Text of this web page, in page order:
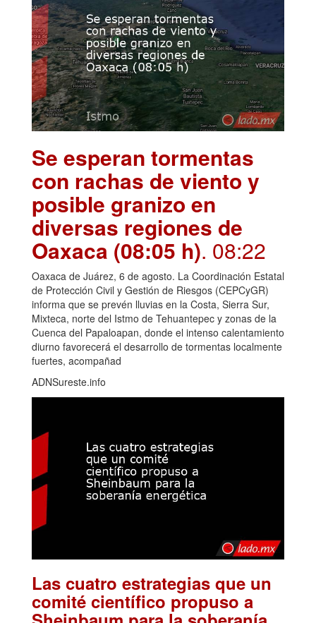
Se esperan tormentas
con rachas de viento y
posible granizo en
diversas regiones de
Oaxaca (08:05 h). 08:22
Oaxaca de Juárez, 6 de agosto. La Coordinación Estatal
de Protección Civil y Gestión de Riesgos (CEPCyGR)
informa que se prevén lluvias en la Costa, Sierra Sur,
Mixteca, norte del Istmo de Tehuantepec y zonas de la
Cuenca del Papaloapan, donde el intenso calentamiento
diurno favorecerá el desarrollo de tormentas localmente
fuertes, acompañad
ADNSureste.info
Las cuatro estrategias que un
comité científico propuso a